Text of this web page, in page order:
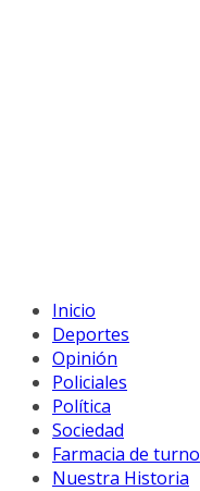
Inicio
Deportes
Opinión
Policiales
Política
Sociedad
Farmacia de turno
Nuestra Historia